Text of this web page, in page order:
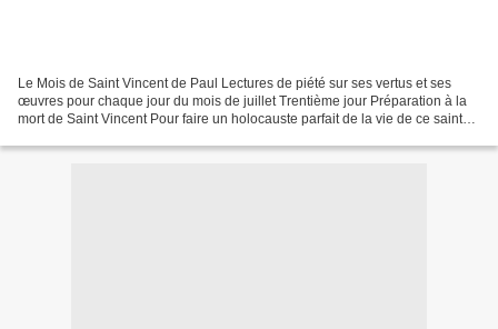
Le Mois de Saint Vincent de Paul Lectures de piété sur ses vertus et ses
œuvres pour chaque jour du mois de juillet Trentième jour Préparation à la
mort de Saint Vincent Pour faire un holocauste parfait de la vie de ce saint